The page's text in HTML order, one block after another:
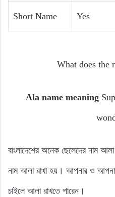
Short Name Yes
What does the
Ala name meaning
বাংলাদেশের অনেক ছেলেদের নাম
নাম আলা রাখা হয়। আপনার ও
চাইলে আলা রাখতে পারেন।